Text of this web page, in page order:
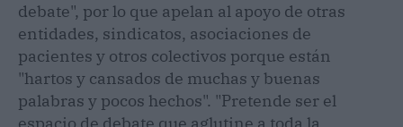
debate", por lo que apelan al apoyo de otras
entidades, sindicatos, asociaciones de
pacientes y otros colectivos porque están
"hartos y cansados de muchas y buenas
palabras y pocos hechos". "Pretende ser el